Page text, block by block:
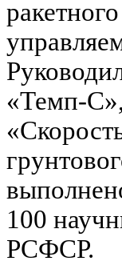
«Темп-
100
РСФСР.